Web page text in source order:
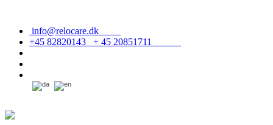
info@relocare.dk
+45 82820143 + 45 20851711